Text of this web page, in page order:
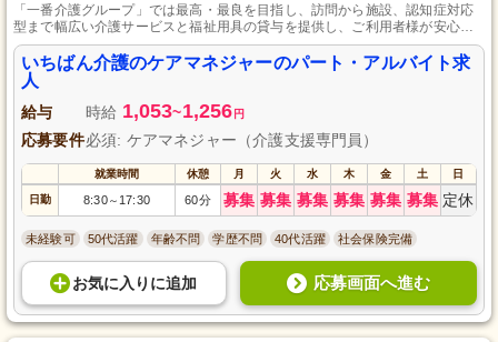
「一番介護グループ」では最高・最良を目指し、訪問から施設、認知症対応
型まで幅広い介護サービスと福祉用具の貸与を提供し、ご利用者様が安心で
きるサービスを一緒にサポートします。
いちばん介護のケアマネジャーのパート・アルバイト求
人
給与 時給 1,053~1,256 円
応募要件必須: ケアマネジャー（介護支援専門員）
就業時間 休憩 月 火 水 木 金 土 日
日勤 8:30～ 17:30 60分 募集 募集 募集 募集 募集 募集 定休
未経験可 50代活躍 年齢不問 学歴不問 40代活躍 社会保険完備
お気に入り に追加 応募画面へ進む